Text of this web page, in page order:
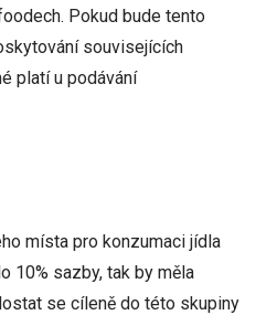
Pokud bude tento
souvisejících
platí u podávání
místa pro konzumaci jídla
10% sazby, tak by měla
se cíleně do této skupiny